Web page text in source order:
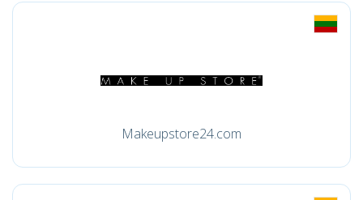
Makeupstore24.com